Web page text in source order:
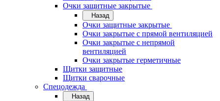
Очки защитные закрытые
Назад
Очки защитные закрытые
Очки закрытые с прямой вентиляцией
Очки закрытые с непрямой
вентиляцией
Очки закрытые герметичные
Щитки защитные
Щитки сварочные
Спецодежда
Назад